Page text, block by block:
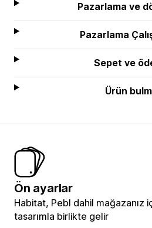
Pazarlama ve
Pazarlama
Sepet ve
Ürün
Ön ayarlar
Habitat, Pebl dahil mağazanız
tasarımla birlikte gelir